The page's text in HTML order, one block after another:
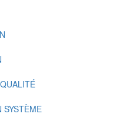
SYSTÈME